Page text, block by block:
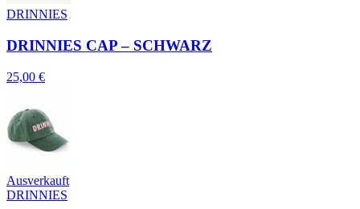
DRINNIES
DRINNIES CAP – SCHWARZ
25,00 €
Ausverkauft
DRINNIES